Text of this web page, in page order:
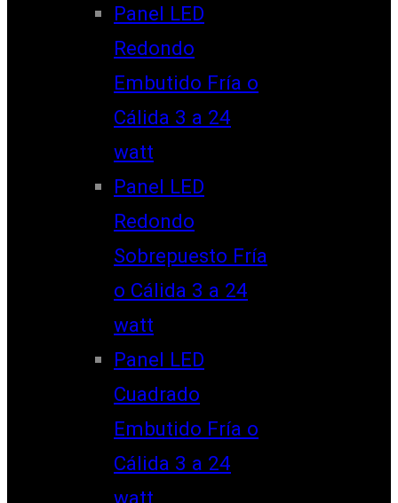
Panel LED
Redondo
Embutido Fría o
Cálida 3 a 24
watt
Panel LED
Redondo
Sobrepuesto Fría
o Cálida 3 a 24
watt
Panel LED
Cuadrado
Embutido Fría o
Cálida 3 a 24
watt